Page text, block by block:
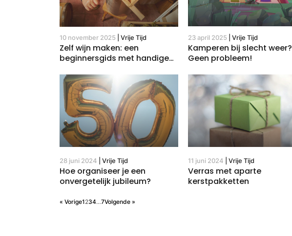
10 november 2025 Vrije Tijd
Zelf wijn maken: een
beginnersgids met handige
23 april 2025 |Vrije Tijd
Kamperen bij slecht weer?
Geen probleem!
28 juni 2024 Vrije Tijd
Hoe organiseer je een
onvergetelijk jubileum?
11 juni 2024 |Vrije Tijd
Verras met aparte
kerstpakketten
« Vorige1234…7Volgende »